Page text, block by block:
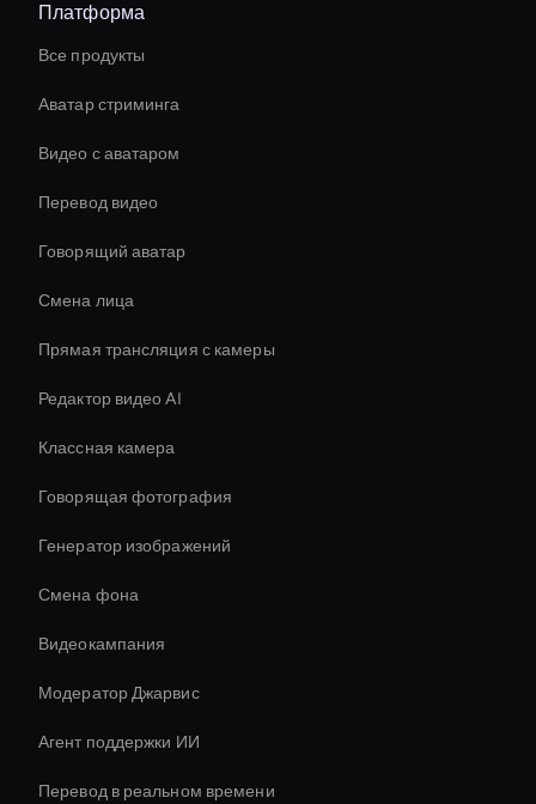
Платформа
Все продукты
Аватар стриминга
Видео с аватаром
Перевод видео
Говорящий аватар
Смена лица
Прямая трансляция с камеры
Редактор видео AI
Классная камера
Говорящая фотография
Генератор изображений
Смена фона
Видеокампания
Модератор Джарвис
Агент поддержки ИИ
Перевод в реальном времени